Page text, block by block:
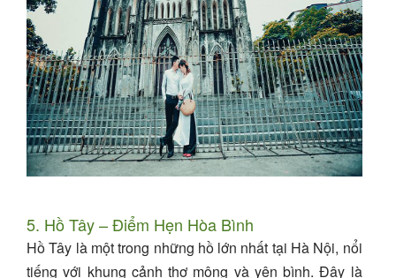
5. Hồ Tây – Điểm Hẹn Hòa Bình
Hồ Tây là một trong những hồ lớn nhất tại Hà Nội, nổi
tiếng với khung cảnh thơ mộng và yên bình. Đây là